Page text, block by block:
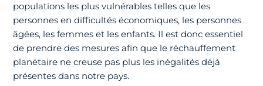
populations les plus vulnérables telles que les
personnes en difficultés économiques, les personnes
âgées, les femmes et les enfants. Il est donc essentiel
de prendre des mesures afin que le réchauffement
planétaire ne creuse pas plus les inégalités déjà
présentes dans notre pays.